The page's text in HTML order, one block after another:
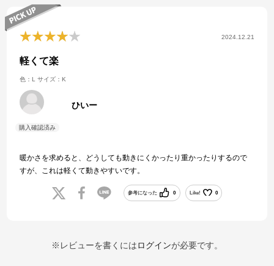
2024.12.21
軽くて楽
色：L サイズ：K
ひいー
暖かさを求めると、どうしても動きにくかったり重かったりするので
すが、これは軽くて動きやすいです。
参考になった 0 Like! 0
※レビューを書くにはログインが必要です。